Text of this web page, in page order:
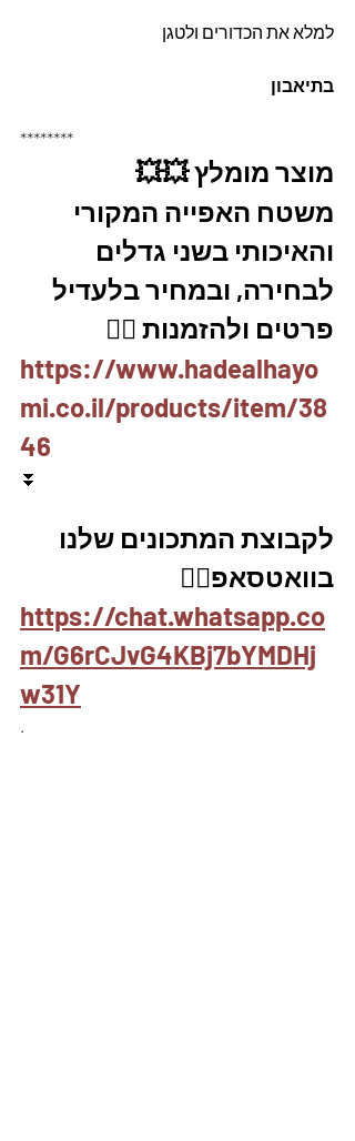
למלא את הכדורים ולטגן
בתיאבון
********
מוצר מומלץ 💥💥
משטח האפייה המקורי
והאיכותי בשני גדלים
לבחירה, ובמחיר בלעדיל
פרטים ולהזמנות 👇🏼
https://www.hadealhayo
mi.co.il/products/item/38
46
⏬
לקבוצת המתכונים שלנו
בוואטסאפ👇🏽
https://chat.whatsapp.co
m/G6rCJvG4KBj7bYMDHj
w31Y
.